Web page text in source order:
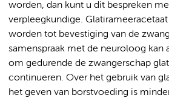
worden, dan kunt u dit bespreken
verpleegkundige.
worden tot bevestiging van de
samenspraak met de neuroloog kan
om gedurende de zwangerschap
continueren. Over het gebruik van
het geven van borstvoeding is